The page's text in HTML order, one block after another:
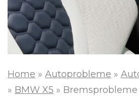
Home » Autoprobleme »
» BMW X5 »